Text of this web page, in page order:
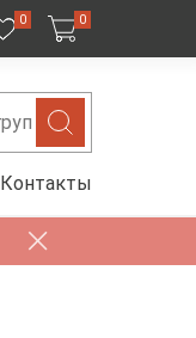
0 0
Контакты